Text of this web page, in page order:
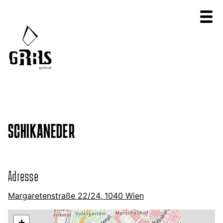
SCHIKANEDER
Adresse
Margaretenstraße 22/24, 1040 Wien